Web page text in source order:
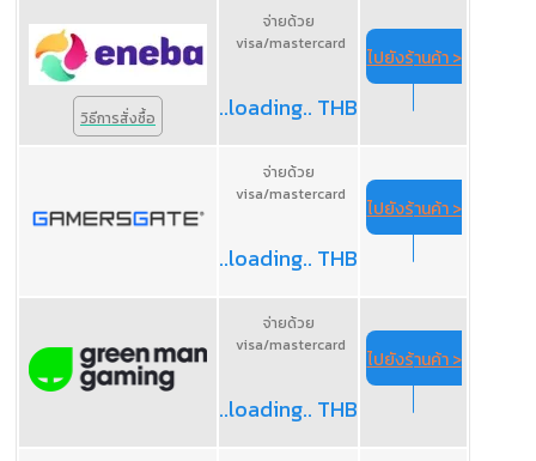
วิธีการสั่งซื้อ
จ่ายด้วย
visa/mastercard
..loading.. THB
ไปยังร้านค้า >
จ่ายด้วย
visa/mastercard
..loading.. THB
ไปยังร้านค้า >
จ่ายด้วย
visa/mastercard
..loading.. THB
ไปยังร้านค้า >